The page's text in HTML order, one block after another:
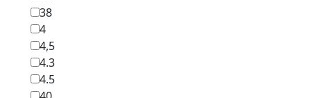
38
4
4,5
4.3
4.5